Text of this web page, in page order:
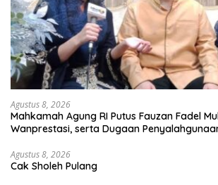
Agustus 8, 2026
Mahkamah Agung RI Putus Fauzan Fadel
Wanprestasi, serta Dugaan
Agustus 8, 2026
Cak Sholeh Pulang